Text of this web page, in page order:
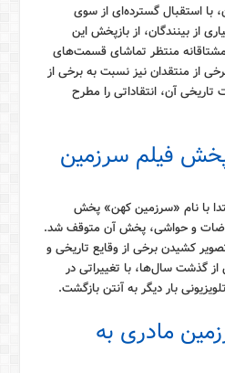
با استقبال گسترده‌ای از سوی
از بینندگان، از بازپخش این
منتظر تماشای قسمت‌های
از منتقدان نیز نسبت به برخی از
آن، انتقاداتی را مطرح
فیلم سرزمین
با نام «سرزمین کهن» پخش
و حواشی، پخش آن متوقف شد.
کشیدن برخی از وقایع تاریخی و
سال‌ها، با تغییراتی در
بار دیگر به آنتن بازگشت.
مادری به